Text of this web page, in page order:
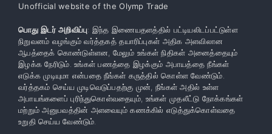
Unofficial website of the Olymp Trade
பொது இடர் அறிவிப்பு: இந்த இணையதளத்தில் பட்டியலிடப்பட்டுள்ள
நிறுவனம் வழங்கும் வர்த்தகத் தயாரிப்புகள் அதிக அளவிலான
ஆபத்தைக் கொண்டுள்ளன, மேலும் உங்கள் நிதிகள் அனைத்தையும்
இழக்க நேரிடும். உங்கள் பணத்தை இழக்கும் அபாயத்தை நீங்கள்
எடுக்க முடியுமா என்பதை நீங்கள் கருத்தில் கொள்ள வேண்டும்.
வர்த்தகம் செய்ய முடிவெடுப்பதற்கு முன், நீங்கள் அதில் உள்ள
அபாயங்களைப் புரிந்துகொள்வதையும், உங்கள் முதலீட்டு நோக்கங்கள்
மற்றும் அனுபவத்தின் அளவையும் கணக்கில் எடுத்துக்கொள்வதை
உறுதி செய்ய வேண்டும்.